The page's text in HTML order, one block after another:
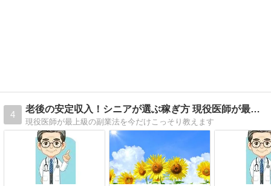
4
老後の安定収入！シニアが選ぶ稼ぎ方 現役医師が最上級の副業法
現役医師が最上級の副業法を今だけこっそり教えます